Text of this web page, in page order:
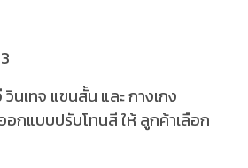
วินเทจ แขนสั้น และ กางเกง
กแบบปรับโทนสี ให้ ลูกค้าเลือก